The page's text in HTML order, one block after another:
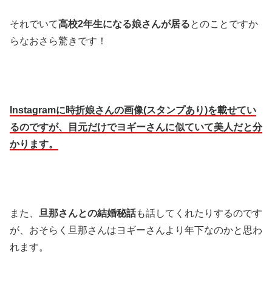
それでいて高校2年生になる娘さんが居るとのことですか
らなおさら驚きです！
Instagramに時折娘さんの画像(スタンプあり)を載せてい
るのですが、目元だけでヨギーさんに似ていて美人だと分
かります。
また、 旦那さんとの結婚秘話も話してくれたりするのです
が、おそらく旦那さんはヨギーさんより年下なのかと思わ
れます。